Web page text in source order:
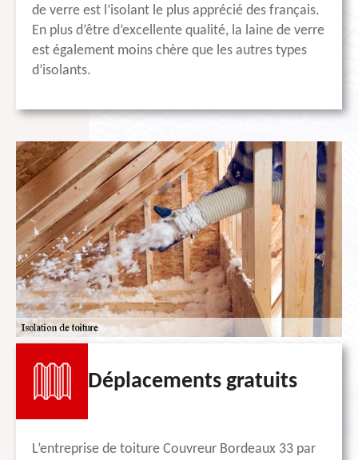
de verre est l’isolant le plus apprécié des français.
En plus d’être d’excellente qualité, la laine de verre
est également moins chère que les autres types
d’isolants.
Déplacements gratuits
L’entreprise de toiture Couvreur Bordeaux 33 par